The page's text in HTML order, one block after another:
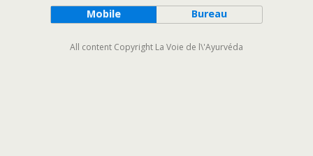
Mobile Bureau
All content Copyright La Voie de l\'Ayurvéda